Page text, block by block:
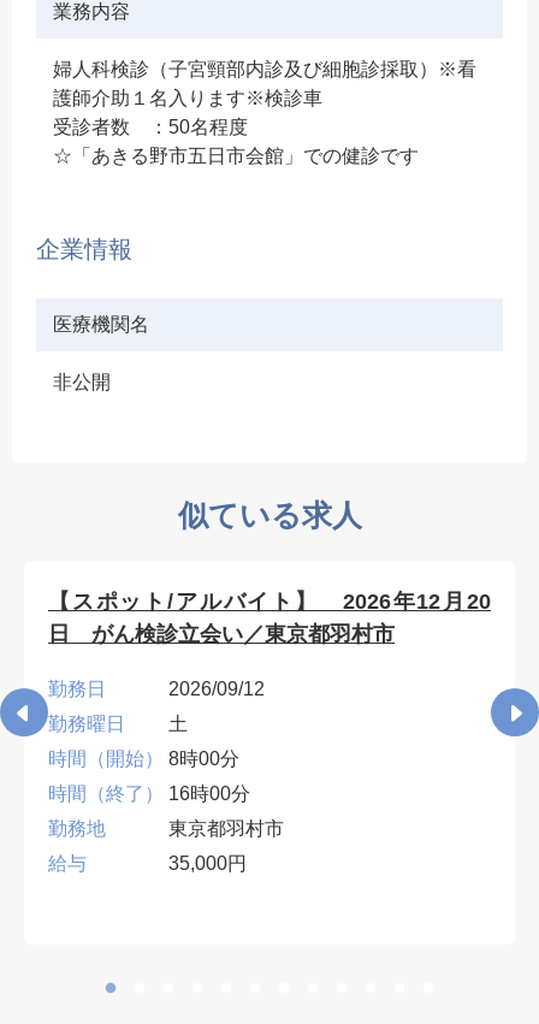
業務内容
婦人科検診（子宮頸部内診及び細胞診採取）※看
護師介助１名入ります※検診車
受診者数 ：50名程度
☆「あきる野市五日市会館」での健診です
企業情報
医療機関名
非公開
似ている求人
【スポット/アルバイト】 2026年12月20
日 がん検診立会い／東京都羽村市
勤務日
2026/09/12
勤務曜日
土
時間（開始）
8時00分
時間（終了）
16時00分
勤務地
東京都羽村市
給与
35,000円